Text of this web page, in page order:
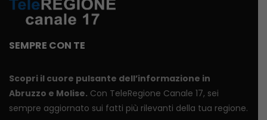
SEMPRE CON TE
Scopri il cuore pulsante dell’informazione in
Abruzzo e Molise. Con TeleRegione Canale 17, sei
sempre aggiornato sui fatti più rilevanti della tua regione.